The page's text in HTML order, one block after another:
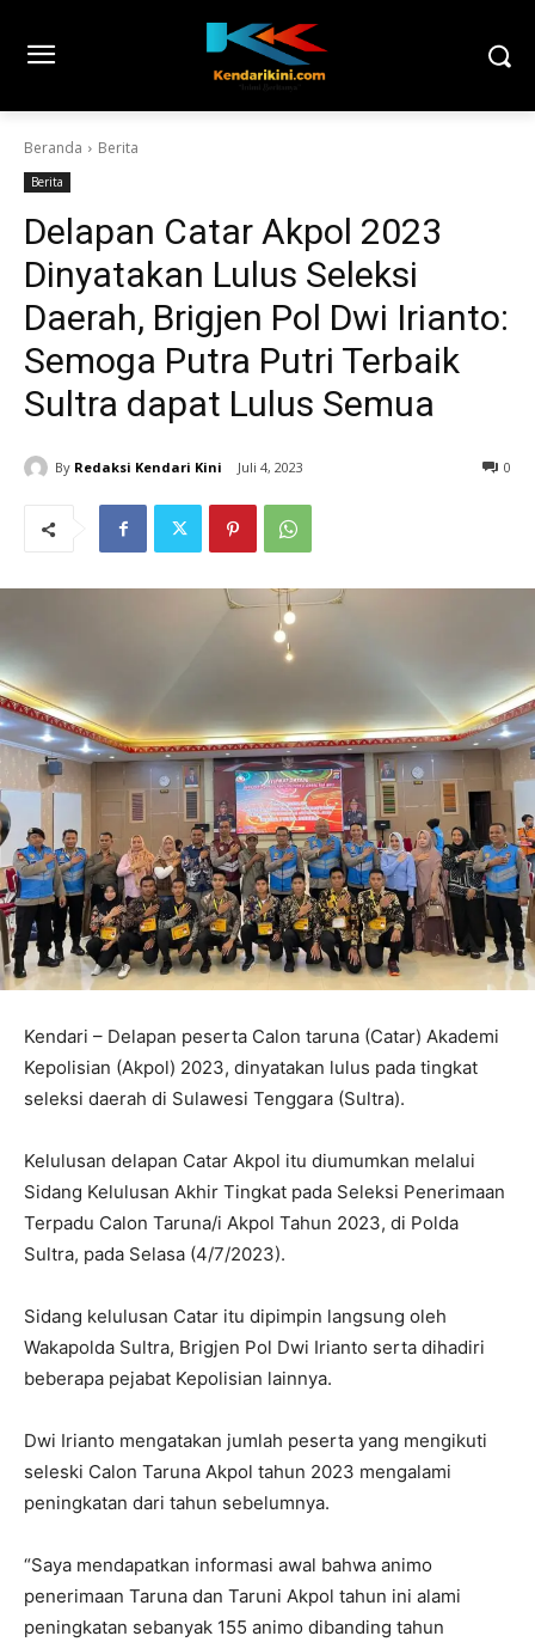
Beranda Berita
Berita
Delapan Catar Akpol 2023
Dinyatakan Lulus Seleksi
Daerah, Brigjen Pol Dwi Irianto:
Semoga Putra Putri Terbaik
Sultra dapat Lulus Semua
By Redaksi Kendari Kini Juli 4, 2023 0
Kendari – Delapan peserta Calon taruna (Catar) Akademi
Kepolisian (Akpol) 2023, dinyatakan lulus pada tingkat
seleksi daerah di Sulawesi Tenggara (Sultra).
Kelulusan delapan Catar Akpol itu diumumkan melalui
Sidang Kelulusan Akhir Tingkat pada Seleksi Penerimaan
Terpadu Calon Taruna/i Akpol Tahun 2023, di Polda
Sultra, pada Selasa (4/7/2023).
Sidang kelulusan Catar itu dipimpin langsung oleh
Wakapolda Sultra, Brigjen Pol Dwi Irianto serta dihadiri
beberapa pejabat Kepolisian lainnya.
Dwi Irianto mengatakan jumlah peserta yang mengikuti
seleski Calon Taruna Akpol tahun 2023 mengalami
peningkatan dari tahun sebelumnya.
“Saya mendapatkan informasi awal bahwa animo
penerimaan Taruna dan Taruni Akpol tahun ini alami
peningkatan sebanyak 155 animo dibanding tahun